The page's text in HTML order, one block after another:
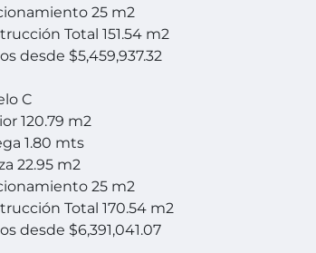
25 m2
Total 151.54 m2
desde $5,459,937.32
C
120.79 m2
1.80 mts
22.95 m2
25 m2
Total 170.54 m2
desde $6,391,041.07